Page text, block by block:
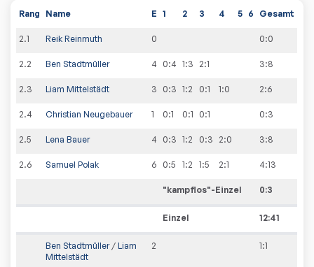
Rang Name E 1 2 3 4 5 6 Gesamt
2.1 Reik Reinmuth 0 0:0
2.2 Ben Stadtmüller 4 0:4 1:3 2:1 3:8
2.3 Liam Mittelstädt 3 0:3 1:2 0:1 1:0 2:6
2.4 Christian Neugebauer 1 0:1 0:1 0:1 0:3
2.5 Lena Bauer 4 0:3 1:2 0:3 2:0 3:8
2.6 Samuel Polak 6 0:5 1:2 1:5 2:1 4:13
"kampflos"-Einzel 0:3
Einzel 12:41
Ben Stadtmüller/ Liam
Mittelstädt
2 1:1